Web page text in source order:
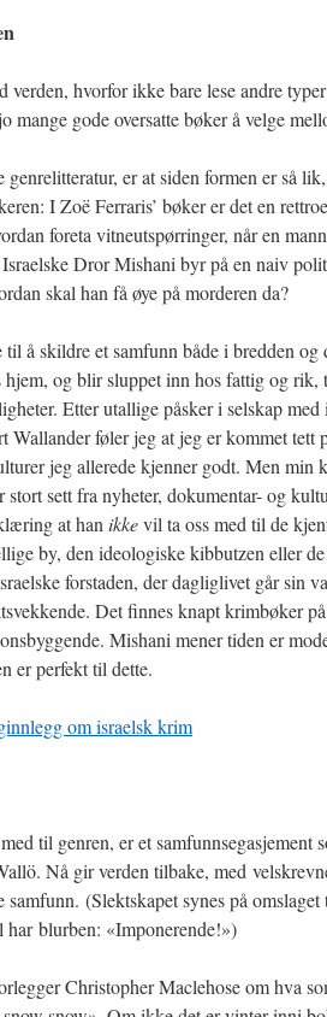
hvorfor ikke bare lese andre
mange gode oversatte bøker å velge
genrelitteratur, er at siden formen er så
I Zoë Ferraris’ bøker er det en
foreta vitneutspørringer, når en
Dror Mishani byr på en naiv
skal han få øye på morderen da?
å skildre et samfunn både i bredden og
hjem, og blir sluppet inn hos fattig og
Etter utallige påsker i selskap
føler jeg at jeg er kommet tett
jeg allerede kjenner godt. Men min
sett fra nyheter, dokumentar- og
at han ikkevil ta oss med til de
by, den ideologiske kibbutzen eller
forstaden, der dagliglivet går sin
Det finnes knapt krimbøker
Mishani mener tiden er
er perfekt til dette.
om israelsk krim
til genren, er et samfunnsegasjement
Nå gir verden tilbake, med
samfunn. (Slektskapet synes på
blurben: «Imponerende!»)
Christopher Maclehose om hva